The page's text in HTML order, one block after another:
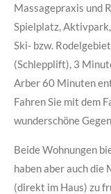
Massagepraxis und
Spielplatz,
Ski- bzw.
(Schlepplift), 3
Arber 60 Minuten
Fahren Sie mit dem
wunderschöne
Beide Wohnungen
haben aber auch
(direkt im Haus) zu